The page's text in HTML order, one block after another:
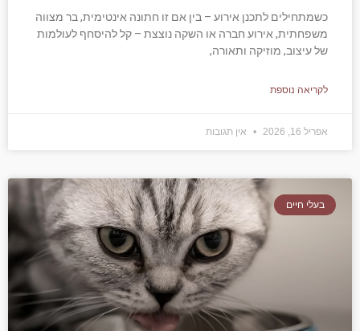
כשמתחילים לתכנן אירוע – בין אם זו חתונה אינטימית, בר מצווה
משפחתית, אירוע חברה או השקה נוצצת – קל להיסחף לעולמות
של עיצוב, מוזיקה ותאורה,
לקריאה נוספת
אפריל 16, 2026 אין תגובות
בעלי חיים